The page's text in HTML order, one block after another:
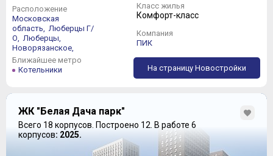
Расположение
Московская
область,
Люберцы Г/
О,
Люберцы,
Новорязанское,
Ближайшее метро
Котельники
Класс жилья
Комфорт-класс
Компания
ПИК
На страницу Новостройки
ЖК "Белая Дача парк"
Всего 18 корпусов. Построено 12. В работе 6
корпусов: 2025.